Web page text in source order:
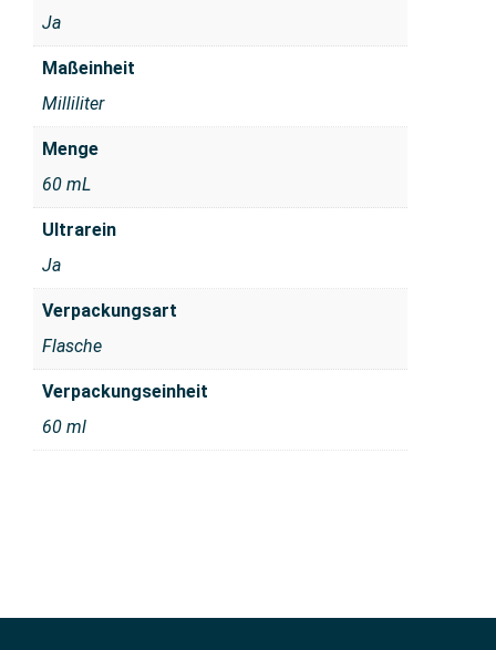
Ja
Maßeinheit
Milliliter
Menge
60 mL
Ultrarein
Ja
Verpackungsart
Flasche
Verpackungseinheit
60 ml